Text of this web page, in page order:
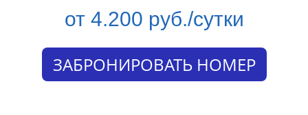
от 4.200 руб./сутки
ЗАБРОНИРОВАТЬ НОМЕР